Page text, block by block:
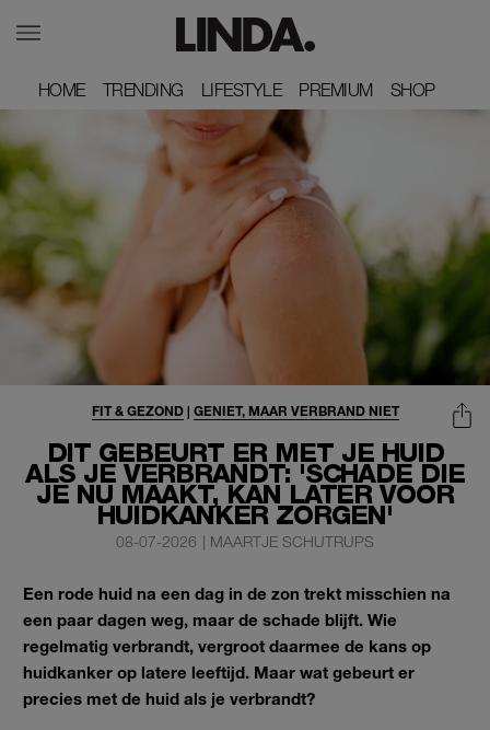
HOME
HOME TRENDING
TRENDING LIFESTYLE
LIFESTYLE PREMIUM
PREMIUM SHOP
SHOP
DIT GEBEURT ER MET JE HUID
ALS JE VERBRANDT: 'SCHADE DIE
JE NU MAAKT, KAN LATER VOOR
HUIDKANKER ZORGEN'
FIT & GEZOND| GENIET, MAAR VERBRAND NIET
08-07-2026 | MAARTJE SCHUTRUPS
Een rode huid na een dag in de zon trekt misschien na
een paar dagen weg, maar de schade blijft. Wie
regelmatig verbrandt, vergroot daarmee de kans op
huidkanker op latere leeftijd. Maar wat gebeurt er
precies met de huid als je verbrandt?